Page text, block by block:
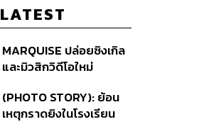
LATEST
MARQUISE ปล่อยซิงเกิล
และมิวสิกวิดีโอใหม่
สัมพันธ์สุด Toxic
(PHOTO STORY): ย้อน
เหตุกราดยิงในโรงเรียน